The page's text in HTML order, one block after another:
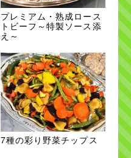
プレミアム・熟成ロース
トビーフ～特製ソース添
え～
7種の彩り野菜チップス